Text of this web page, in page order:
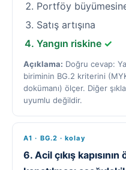
Portföy
Satış artışına
Yangın riskine ✓
Açıklama: Doğru cevap:
biriminin BG.2 kriterini
dokümanı) ölçer. Diğer
uyumlu değildir.
A1 · BG.2 · kolay
6. Acil çıkış